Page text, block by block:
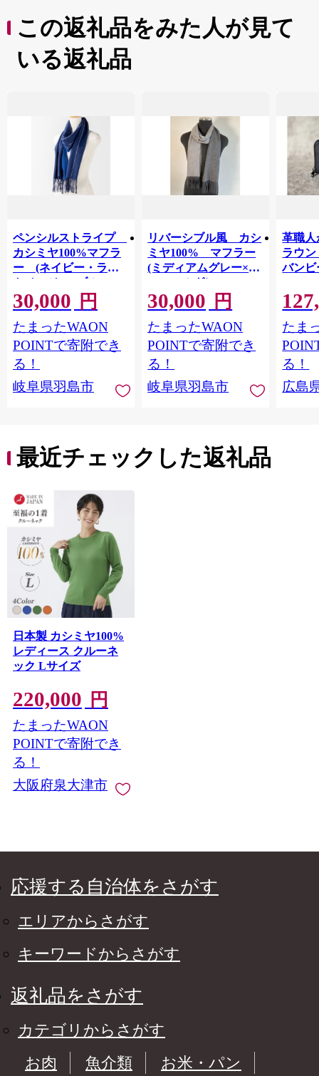
この返礼品をみた人が見て
いる返礼品
ペンシルストライプ
カシミヤ100%マフラ
ー (ネイビー・ライ
トベージュ×ブルー)
【1765285】
30,000 円
たまったWAON
POINTで寄附でき
る！
岐阜県羽島市
リバーシブル風 カシ
ミヤ100% マフラー
(ミディアムグレー×チ
ャコールグレー)
【1764951】
30,000 円
たまったWAON
POINTで寄附でき
る！
岐阜県羽島市
革職人
ラウ
バンビ
たま
る！
広島
最近チェックした返礼品
日本製 カシミヤ100%
レディース クルーネ
ック Lサイズ
220,000 円
たまったWAON
POINTで寄附でき
る！
大阪府泉大津市
応援する自治体をさがす
エリアからさがす
キーワードからさがす
返礼品をさがす
カテゴリからさがす
お肉
魚介類
お米・パン